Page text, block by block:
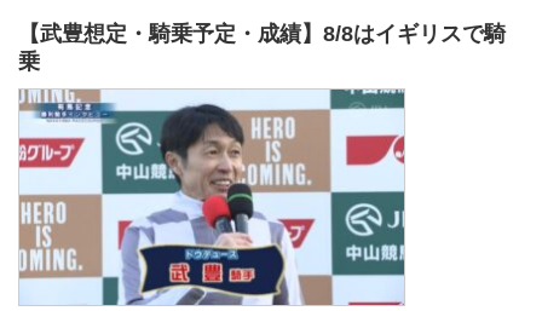
【武豊想定・騎乗予定・成績】8/8はイギリスで騎
乗